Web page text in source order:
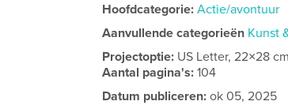
Hoofdcategorie: Actie/avontuur
Aanvullende categorieën Kunst
Projectoptie: US Letter, 22×28 cm
Aantal pagina's:104
Datum publiceren: ok 05, 2025